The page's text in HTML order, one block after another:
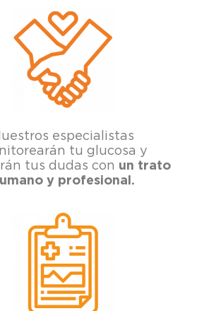
especialistas
tu glucosa y
tus dudas con un trato
y profesional.